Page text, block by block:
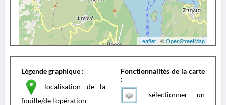
Leaflet | ©OpenStreetMap
Légende graphique :
localisation de la
fouille/de l'opération
Fonctionnalités de la carte
:
sélectionner un